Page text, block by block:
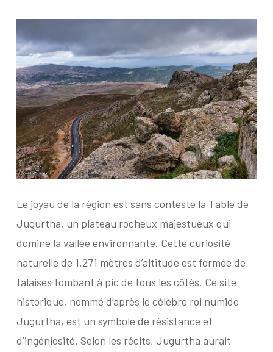
Le joyau de la région est sans conteste la Table de
Jugurtha, un plateau rocheux majestueux qui
domine la vallée environnante. Cette curiosité
naturelle de 1.271 mètres d’altitude est formée de
falaises tombant à pic de tous les côtés. Ce site
historique, nommé d’après le célèbre roi numide
Jugurtha, est un symbole de résistance et
d’ingéniosité. Selon les récits, Jugurtha aurait